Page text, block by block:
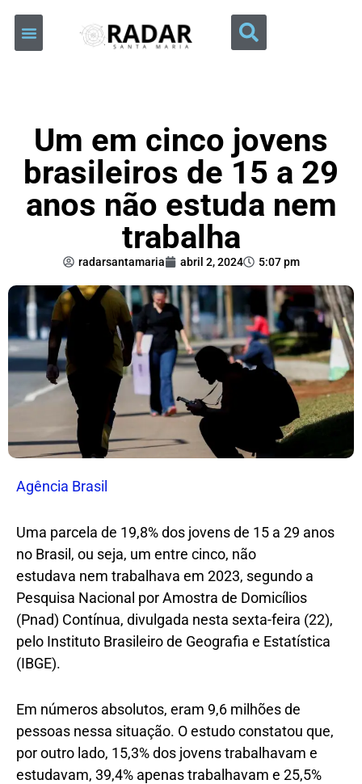
Um em cinco jovens
brasileiros de 15 a 29
anos não estuda nem
trabalha
radarsantamaria abril 2, 2024 5:07 pm
Agência Brasil
Uma parcela de 19,8% dos jovens de 15 a 29 anos
no Brasil, ou seja, um entre cinco, não
estudava nem trabalhava em 2023, segundo a
Pesquisa Nacional por Amostra de Domicílios
(Pnad) Contínua, divulgada nesta sexta-feira (22),
pelo Instituto Brasileiro de Geografia e Estatística
(IBGE).
Em números absolutos, eram 9,6 milhões de
pessoas nessa situação. O estudo constatou que,
por outro lado, 15,3% dos jovens trabalhavam e
estudavam, 39,4% apenas trabalhavam e 25,5%